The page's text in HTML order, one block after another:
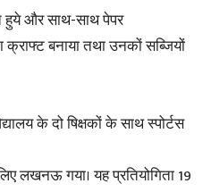
हुये और साथ-साथ पेपर
क्राफ्ट बनाया तथा उनकों सब्जियों
के दो षिक्षकों के साथ स्पोर्टस
लखनऊ गया। यह प्रतियोगिता 19